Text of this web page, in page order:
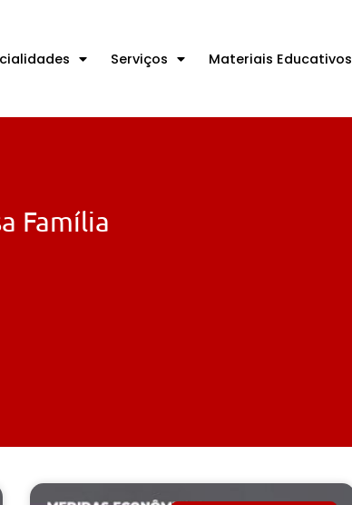
Serviços Materiais Educativos
Família